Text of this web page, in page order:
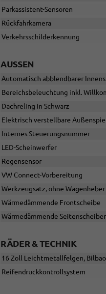
Parkassistent-Sensoren
Rückfahrkamera
Verkehrsschilderkennung
AUSSEN
Automatisch abblendbarer
Bereichsbeleuchtung inkl.
Dachreling in Schwarz
Elektrisch verstellbare
Internes Steuerungsnummer
LED-Scheinwerfer
Regensensor
VW Connect-Vorbereitung
Werkzeugsatz, ohne Wagenheber
Wärmedämmende Frontscheibe
Wärmedämmende
RÄDER & TECHNIK
16 Zoll Leichtmetallfelgen, Bilbao
Reifendruckkontrollsystem